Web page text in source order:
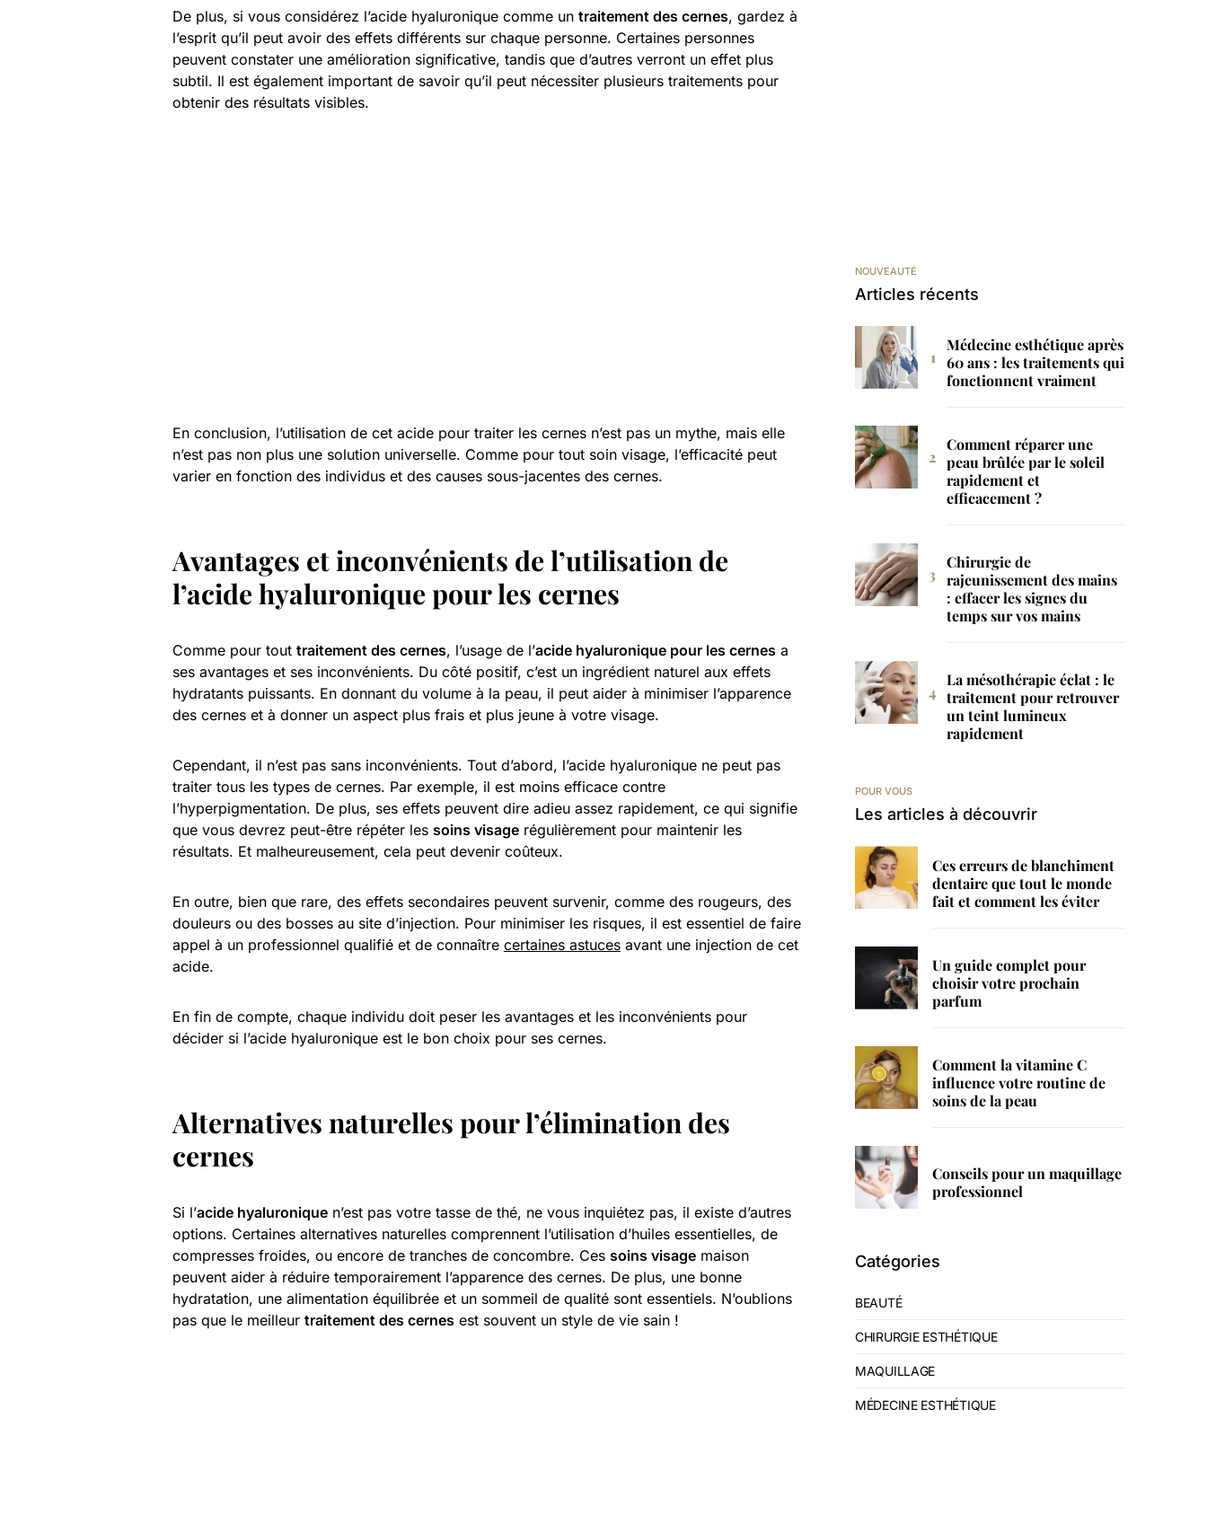
De plus, si vous considérez l’acide hyaluronique comme un traitement des cernes, gardez à
l’esprit qu’il peut avoir des effets différents sur chaque personne. Certaines personnes
peuvent constater une amélioration significative, tandis que d’autres verront un effet plus
subtil. Il est également important de savoir qu’il peut nécessiter plusieurs traitements pour
obtenir des résultats visibles.
En conclusion, l’utilisation de cet acide pour traiter les cernes n’est pas un mythe, mais elle
n’est pas non plus une solution universelle. Comme pour tout soin visage, l’efficacité peut
varier en fonction des individus et des causes sous-jacentes des cernes.
Avantages et inconvénients de l’utilisation de
l’acide hyaluronique pour les cernes
Comme pour tout traitement des cernes, l’usage de l’acide hyaluronique pour les cernes a
ses avantages et ses inconvénients. Du côté positif, c’est un ingrédient naturel aux effets
hydratants puissants. En donnant du volume à la peau, il peut aider à minimiser l’apparence
des cernes et à donner un aspect plus frais et plus jeune à votre visage.
Cependant, il n’est pas sans inconvénients. Tout d’abord, l’acide hyaluronique ne peut pas
traiter tous les types de cernes. Par exemple, il est moins efficace contre
l’hyperpigmentation. De plus, ses effets peuvent dire adieu assez rapidement, ce qui signifie
que vous devrez peut-être répéter les soins visage régulièrement pour maintenir les
résultats. Et malheureusement, cela peut devenir coûteux.
En outre, bien que rare, des effets secondaires peuvent survenir, comme des rougeurs, des
douleurs ou des bosses au site d’injection. Pour minimiser les risques, il est essentiel de faire
appel à un professionnel qualifié et de connaître certaines astuces avant une injection de cet
acide.
En fin de compte, chaque individu doit peser les avantages et les inconvénients pour
décider si l’acide hyaluronique est le bon choix pour ses cernes.
Alternatives naturelles pour l’élimination des
cernes
Si l’acide hyaluronique n’est pas votre tasse de thé, ne vous inquiétez pas, il existe d’autres
options. Certaines alternatives naturelles comprennent l’utilisation d’huiles essentielles, de
compresses froides, ou encore de tranches de concombre. Ces soins visage maison
peuvent aider à réduire temporairement l’apparence des cernes. De plus, une bonne
hydratation, une alimentation équilibrée et un sommeil de qualité sont essentiels. N’oublions
pas que le meilleur traitement des cernes est souvent un style de vie sain !
NOUVEAUTÉ
Articles récents
Médecine esthétique après
60 ans : les traitements qui
fonctionnent vraiment
Comment réparer une
peau brûlée par le soleil
rapidement et
efficacement ?
Chirurgie de
rajeunissement des mains
: effacer les signes du
temps sur vos mains
La mésothérapie éclat : le
traitement pour retrouver
un teint lumineux
rapidement
POUR VOUS
Les articles à découvrir
Ces erreurs de blanchiment
dentaire que tout le monde
fait et comment les éviter
Un guide complet pour
choisir votre prochain
parfum
Comment la vitamine C
influence votre routine de
soins de la peau
Conseils pour un maquillage
professionnel
Catégories
BEAUTÉ
CHIRURGIE ESTHÉTIQUE
MAQUILLAGE
MÉDECINE ESTHÉTIQUE